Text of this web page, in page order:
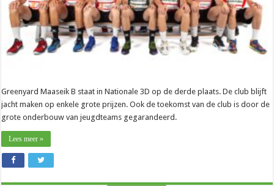
Greenyard Maaseik B staat in Nationale 3D op de derde plaats. De club blijft
jacht maken op enkele grote prijzen. Ook de toekomst van de club is door de
grote onderbouw van jeugdteams gegarandeerd.
Lees meer »